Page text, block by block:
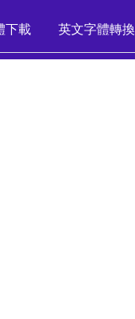
下載 英文字體轉換